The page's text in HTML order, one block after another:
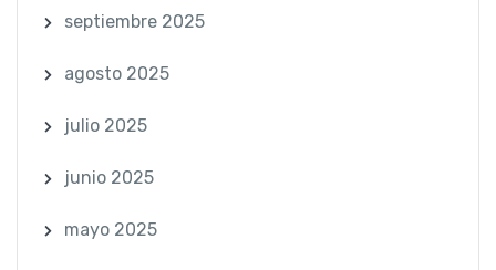
septiembre 2025
agosto 2025
julio 2025
junio 2025
mayo 2025